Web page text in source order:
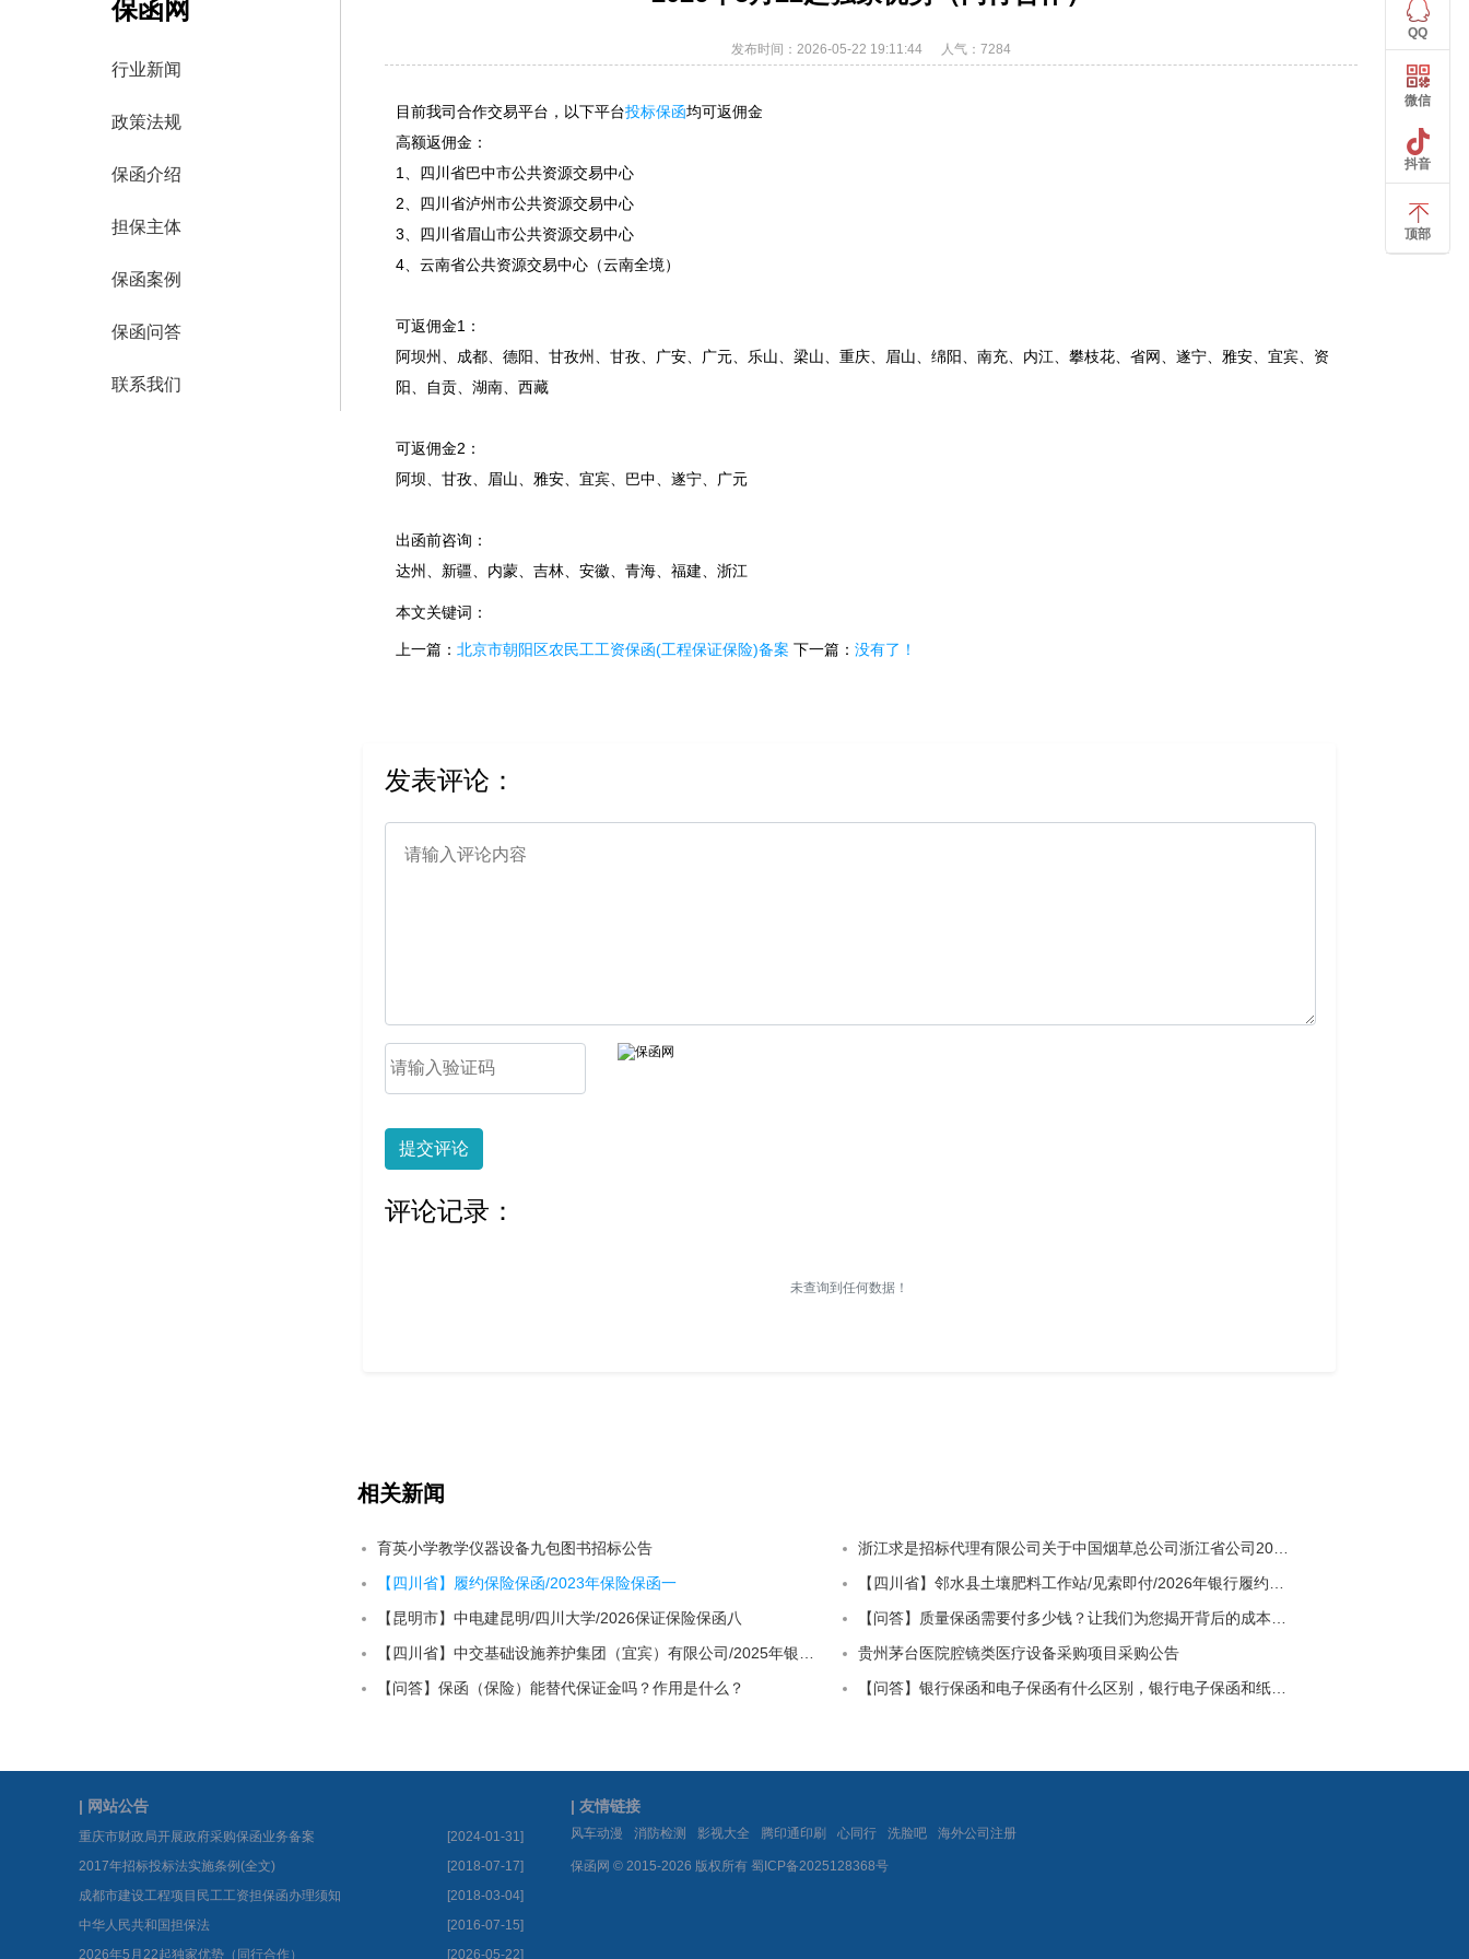
保函网
行业新闻
政策法规
保函介绍
担保主体
保函案例
保函问答
联系我们
发布时间：2026-05-22 19:11:44 人气：7284
目前我司合作交易平台，以下平台投标保函均可返佣金
高额返佣金：
1、四川省巴中市公共资源交易中心
2、四川省泸州市公共资源交易中心
3、四川省眉山市公共资源交易中心
4、云南省公共资源交易中心（云南全境）
可返佣金1：
阿坝州、成都、德阳、甘孜州、甘孜、广安、广元、乐山、梁山、重庆、眉山、绵阳、南充、内江、攀枝花、省网、遂宁、雅安、宜宾、资
阳、自贡、湖南、西藏
可返佣金2：
阿坝、甘孜、眉山、雅安、宜宾、巴中、遂宁、广元
出函前咨询：
达州、新疆、内蒙、吉林、安徽、青海、福建、浙江
本文关键词：
上一篇： 北京市朝阳区农民工工资保函(工程保证保险)备案 下一篇： 没有了！
发表评论：
提交评论
评论记录：
未查询到任何数据！
相关新闻
育英小学教学仪器设备九包图书招标公告
【四川省】履约保险保函/2023年保险保函一
【昆明市】中电建昆明/四川大学/2026保证保险保函八
贵州茅台医院腔镜类医疗设备采购项目采购公告
【问答】保函（保险）能替代保证金吗？作用是什么？
| 网站公告
重庆市财政局开展政府采购保函业务备案
[2024-01-31]
2017年招标投标法实施条例(全文)
[2018-07-17]
成都市建设工程项目民工工资担保函办理须知
[2018-03-04]
中华人民共和国担保法
[2016-07-15]
2026年5月22起独家优势（同行合作）
[2026-05-22]
| 友情链接
风车动漫 消防检测 影视大全 腾印通印刷 心同行 洗脸吧 海外公司注册
保函网 © 2015-2026 版权所有 蜀ICP备2025128368号
QQ
微信
抖音
顶部